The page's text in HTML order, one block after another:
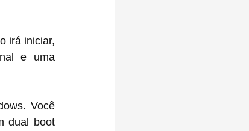
irá iniciar,
e uma
Você
dual boot